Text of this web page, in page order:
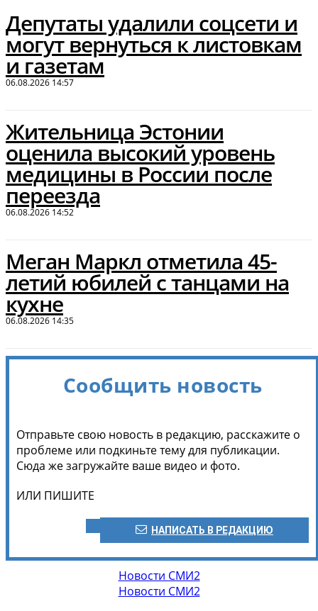
Депутаты удалили соцсети и
могут вернуться к листовкам
и газетам
06.08.2026 14:57
Жительница Эстонии
оценила высокий уровень
медицины в России после
переезда
06.08.2026 14:52
Меган Маркл отметила 45-
летий юбилей с танцами на
кухне
06.08.2026 14:35
Сообщить новость
Отправьте свою новость в редакцию, расскажите о
проблеме или подкиньте тему для публикации.
Сюда же загружайте ваше видео и фото.
ИЛИ ПИШИТЕ
НАПИСАТЬ В РЕДАКЦИЮ
Новости СМИ2
Новости СМИ2